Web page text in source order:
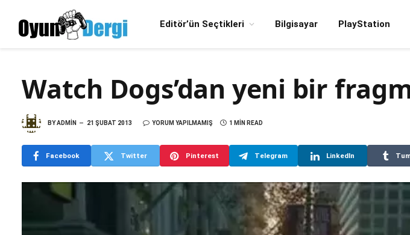
Editör’ün Seçtikleri Bilgisayar PlayStation
Watch Dogs’dan yeni bir
BYADMIN 21 ŞUBAT 2013 YORUM YAPILMAMIŞ 1 MIN READ
Facebook Twitter Pinterest Telegram LinkedIn